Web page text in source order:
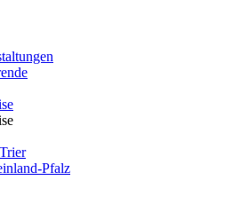
Pfalz